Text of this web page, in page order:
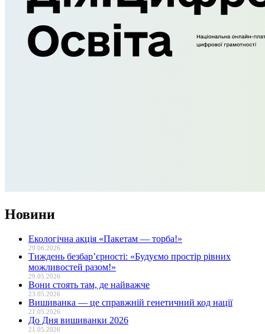
Новини
Екологічна акція «Пакетам — торба!»
29.06.2026
Тиждень безбар’єрності: «Будуємо простір рівних
можливостей разом!»
29.05.2026
Вони стоять там, де найважче
23.05.2026
Вишиванка — це справжній генетичний код нації
21.05.2026
До Дня вишиванки 2026
21.05.2026